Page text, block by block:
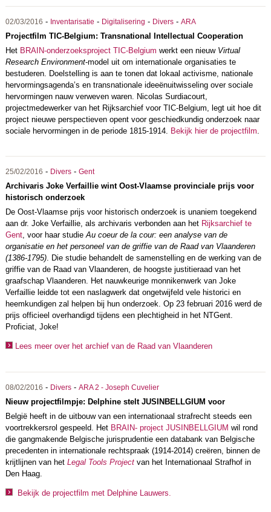
02/03/2016 - Inventarisatie - Digitalisering - Divers- ARA
Projectfilm TIC-Belgium: Transnational Intellectual Cooperation
Het BRAIN-onderzoeksproject TIC-Belgium werkt een nieuw Virtual
Research Environment-model uit om internationale organisaties te
bestuderen. Doelstelling is aan te tonen dat lokaal activisme, nationale
hervormingsagenda’s en transnationale ideeënuitwisseling over sociale
hervormingen nauw verweven waren. Nicolas Surdiacourt,
projectmedewerker van het Rijksarchief voor TIC-Belgium, legt uit hoe dit
project nieuwe perspectieven opent voor geschiedkundig onderzoek naar
sociale hervormingen in de periode 1815-1914. Bekijk hier de projectfilm
25/02/2016 - Divers- Gent
Archivaris Joke Verfaillie wint Oost-Vlaamse provinciale prijs voor
historisch onderzoek
De Oost-Vlaamse prijs voor historisch onderzoek is unaniem toegekend
aan dr. Joke Verfaillie, als archivaris verbonden aan het Rijksarchief te
Gent, voor haar studieAu coeur de la cour: een analyse van de
organisatie en het personeel van de griffie van de Raad van Vlaanderen
(1386-1795). Die studie behandelt de samenstelling en de werking van de
griffie van de Raad van Vlaanderen, de hoogste justitieraad van het
graafschap Vlaanderen. Het nauwkeurige monnikenwerk van Joke
Verfaillie leidde tot een naslagwerk dat ongetwijfeld vele historici en
heemkundigen zal helpen bij hun onderzoek. Op 23 februari 2016 werd de
prijs officieel overhandigd tijdens een plechtigheid in het NTGent.
Proficiat, Joke!
Lees meer over het archief van de Raad van Vlaanderen
08/02/2016 - Divers- ARA 2 - Joseph Cuvelier
Nieuw projectfilmpje: Delphine stelt JUSINBELLGIUM voor
België heeft in de uitbouw van een internationaal strafrecht steeds een
voortrekkersrol gespeeld. Het BRAIN- project JUSINBELLGIUM wil rond
die gangmakende Belgische jurisprudentie een databank van Belgische
precedenten in internationale rechtspraak (1914-2014) creëren, binnen de
krijtlijnen van het Legal Tools Project van het Internationaal Strafhof in
Den Haag.
Bekijk de projectfilm met Delphine Lauwers.